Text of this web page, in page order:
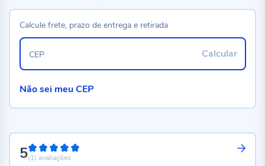
5100%
(1) avaliações
Calcule frete, prazo de entrega e retirada
Calcular
CEP
Não sei meu CEP